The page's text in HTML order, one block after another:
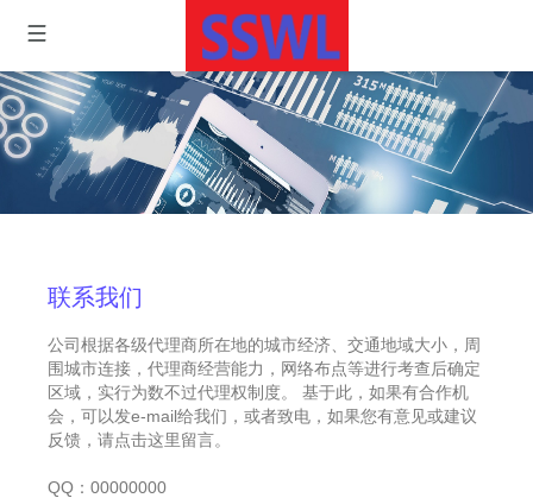
联系我们
公司根据各级代理商所在地的城市经济、交通地域大小，周
围城市连接，代理商经营能力，网络布点等进行考查后确定
区域，实行为数不过代理权制度。 基于此，如果有合作机
会，可以发e-mail给我们，或者致电，如果您有意见或建议
反馈，请点击这里留言。
QQ：00000000